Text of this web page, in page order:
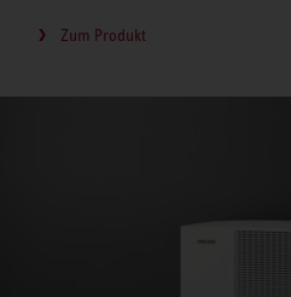
Zum Produkt